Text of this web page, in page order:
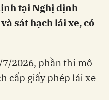
tại Nghị định
sát hạch lái xe, có
7/2026, phần thi mô
cấp giấy phép lái xe